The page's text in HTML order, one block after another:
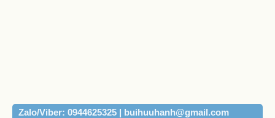
Zalo/Viber: 0944625325 | buihuuhanh@gmail.com